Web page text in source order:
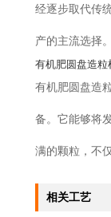
经逐步取代传
产的主流选择
有机肥圆盘造粒
有机肥圆盘造
备。它能够将
满的颗粒，不
相关工艺